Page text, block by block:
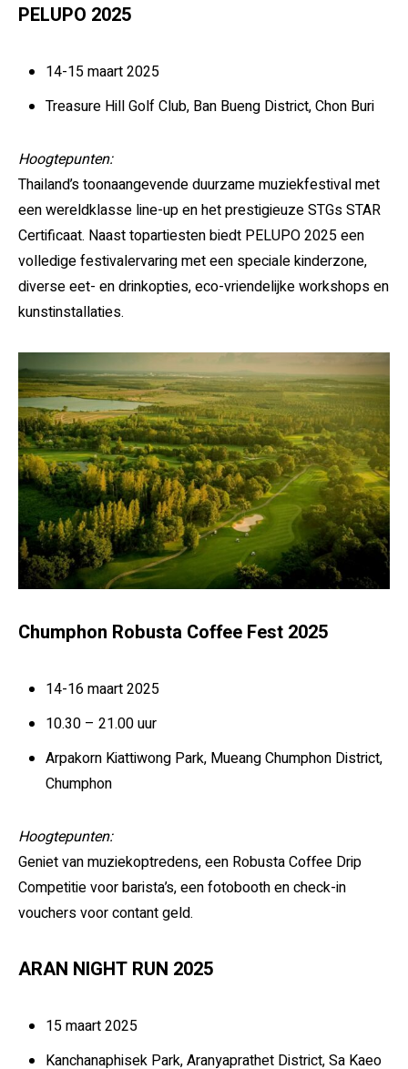
PELUPO 2025
14-15 maart 2025
Treasure Hill Golf Club, Ban Bueng District, Chon Buri
Hoogtepunten:
Thailand’s toonaangevende duurzame muziekfestival met
een wereldklasse line-up en het prestigieuze STGs STAR
Certificaat. Naast topartiesten biedt PELUPO 2025 een
volledige festivalervaring met een speciale kinderzone,
diverse eet- en drinkopties, eco-vriendelijke workshops en
kunstinstallaties.
Chumphon Robusta Coffee Fest 2025
14-16 maart 2025
10.30 – 21.00 uur
Arpakorn Kiattiwong Park, Mueang Chumphon District,
Chumphon
Hoogtepunten:
Geniet van muziekoptredens, een Robusta Coffee Drip
Competitie voor barista’s, een fotobooth en check-in
vouchers voor contant geld.
ARAN NIGHT RUN 2025
15 maart 2025
Kanchanaphisek Park, Aranyaprathet District, Sa Kaeo